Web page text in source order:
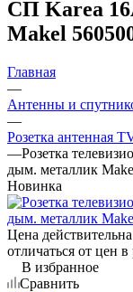
СП Karea
Makel
Главная
—
Антенны и
—
Розетка антенная
—Розетка
дым. металлик
Новинка
Цена
отличаться от цен
В избранное
Сравнить